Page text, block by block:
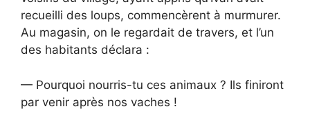
recueilli des loups, commencèrent à murmurer.
Au magasin, on le regardait de travers, et l’un
des habitants déclara :
— Pourquoi nourris-tu ces animaux ? Ils finiront
par venir après nos vaches !